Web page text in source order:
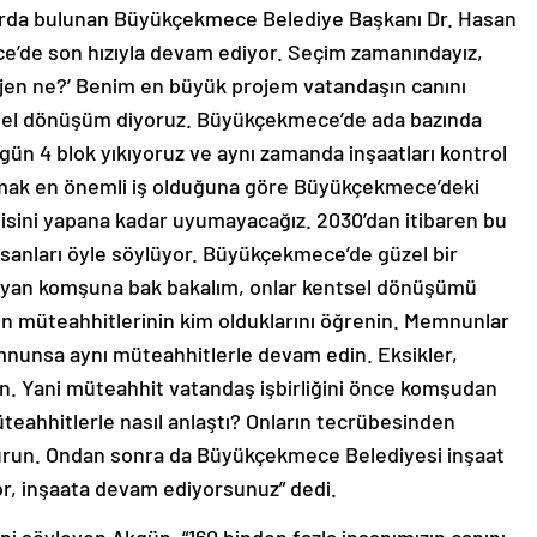
bulunan Büyükçekmece Belediye Başkanı Dr. Hasan
son hızıyla devam ediyor. Seçim zamanındayız,
ne?’ Benim en büyük projem vatandaşın canını
dönüşüm diyoruz. Büyükçekmece’de ada bazında
4 blok yıkıyoruz ve aynı zamanda inşaatları kontrol
en önemli iş olduğuna göre Büyükçekmece’deki
yapana kadar uyumayacağız. 2030’dan itibaren bu
öyle söylüyor. Büyükçekmece’de güzel bir
komşuna bak bakalım, onlar kentsel dönüşümü
müteahhitlerinin kim olduklarını öğrenin. Memnunlar
aynı müteahhitlerle devam edin. Eksikler,
Yani müteahhit vatandaş işbirliğini önce komşudan
nasıl anlaştı? Onların tecrübesinden
Ondan sonra da Büyükçekmece Belediyesi inşaat
inşaata devam ediyorsunuz” dedi.